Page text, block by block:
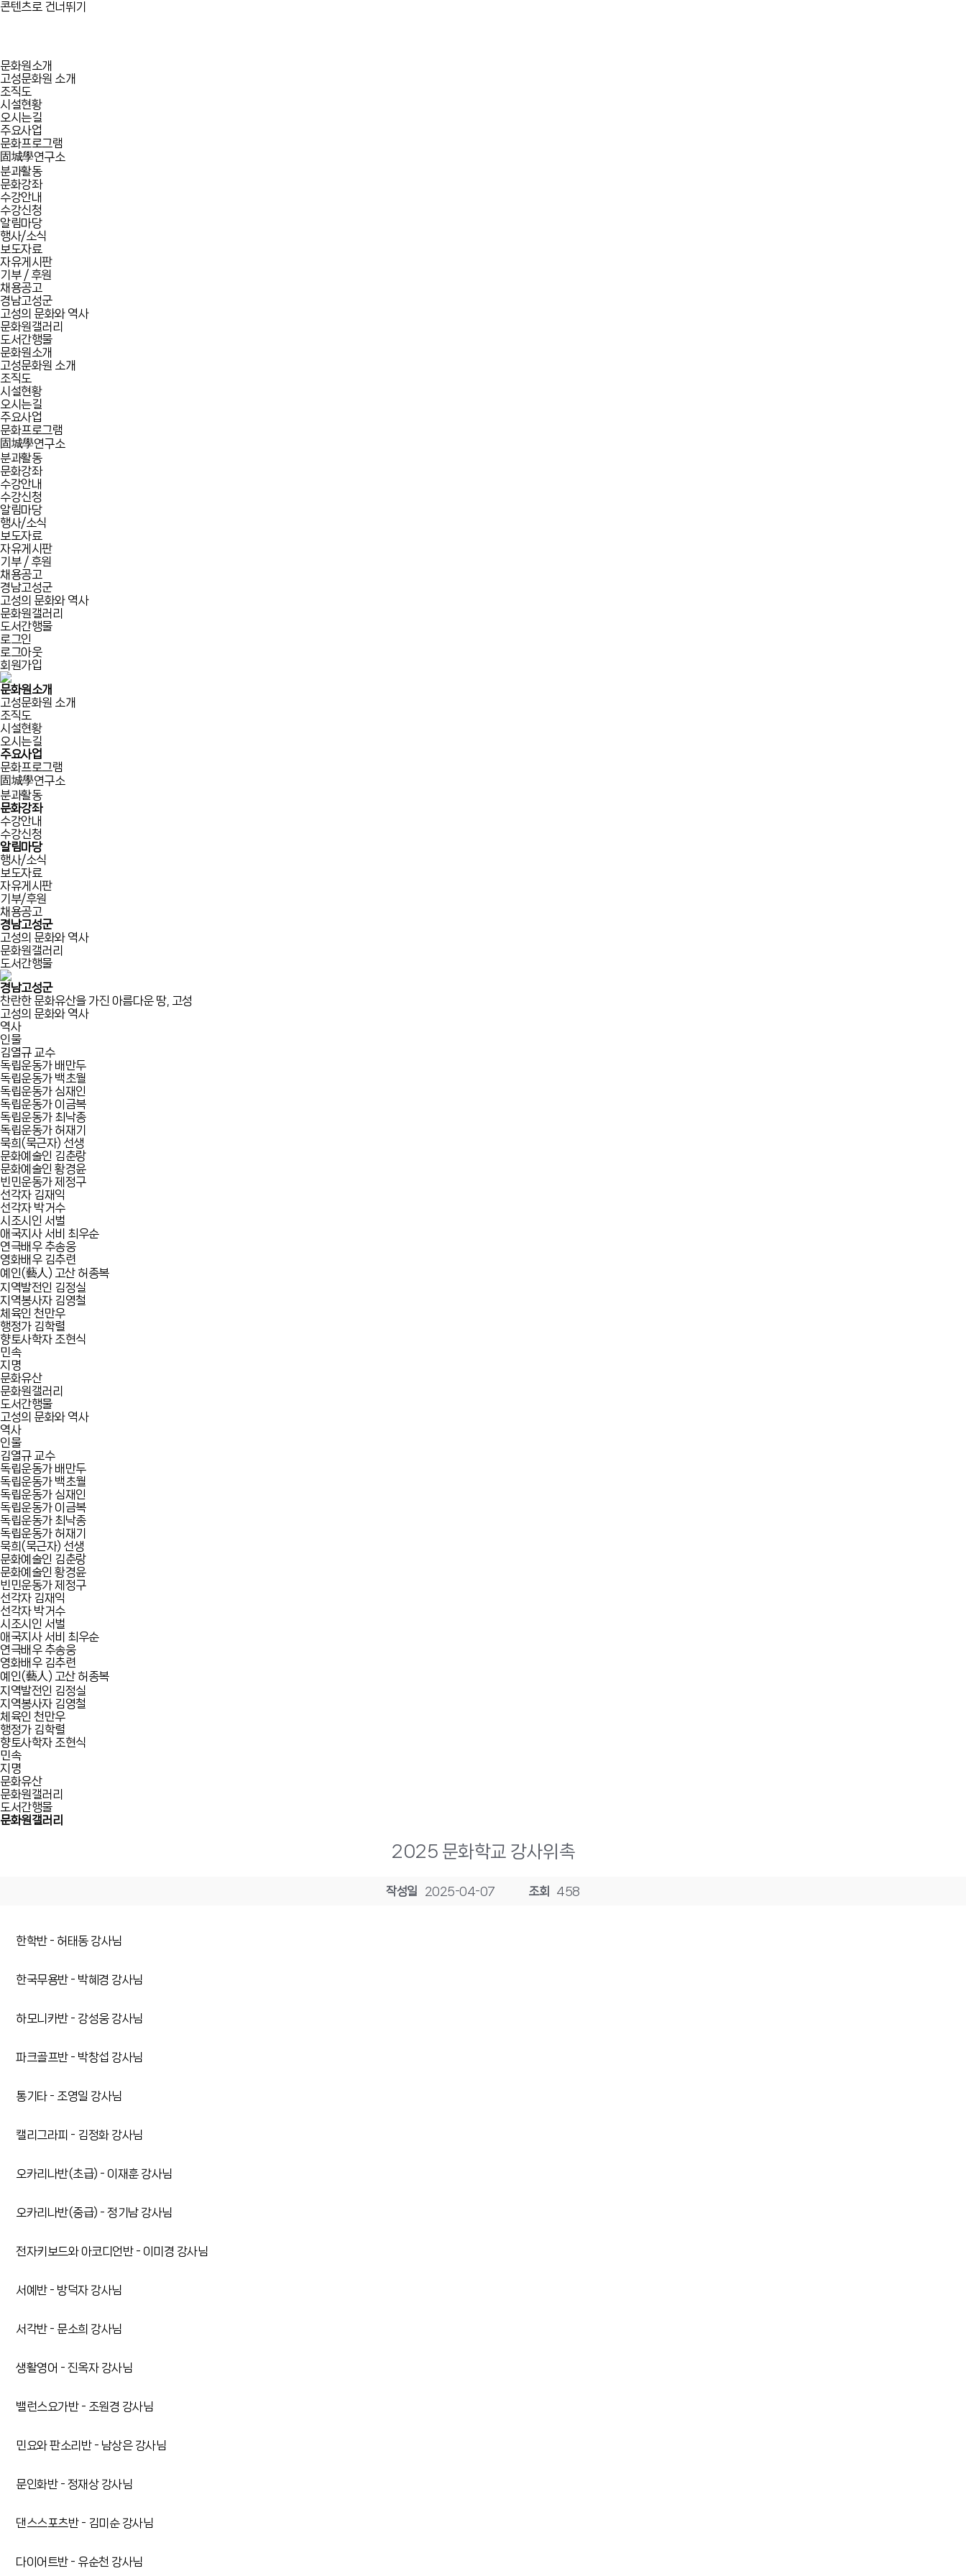
콘텐츠로 건너뛰기
문화원소개
고성문화원 소개
조직도
시설현황
오시는길
주요사업
문화프로그램
固城學연구소
분과활동
문화강좌
수강안내
수강신청
알림마당
행사/소식
보도자료
자유게시판
기부 / 후원
채용공고
경남고성군
고성의 문화와 역사
문화원갤러리
도서간행물
문화원소개
고성문화원 소개
조직도
시설현황
오시는길
주요사업
문화프로그램
固城學연구소
분과활동
문화강좌
수강안내
수강신청
알림마당
행사/소식
보도자료
자유게시판
기부 / 후원
채용공고
경남고성군
고성의 문화와 역사
문화원갤러리
도서간행물
로그인
로그아웃
회원가입
문화원소개
고성문화원 소개
조직도
시설현황
오시는길
주요사업
문화프로그램
固城學연구소
분과활동
문화강좌
수강안내
수강신청
알림마당
행사/소식
보도자료
자유게시판
기부/후원
채용공고
경남고성군
고성의 문화와 역사
문화원갤러리
도서간행물
경남고성군
찬란한 문화유산을 가진 아름다운 땅, 고성
고성의 문화와 역사
역사
인물
김열규 교수
독립운동가 배만두
독립운동가 백초월
독립운동가 심재인
독립운동가 이금복
독립운동가 최낙종
독립운동가 허재기
묵희(묵근자) 선생
문화예술인 김춘랑
문화예술인 황경윤
빈민운동가 제정구
선각자 김재익
선각자 박거수
시조시인 서벌
애국지사 서비 최우순
연극배우 추송웅
영화배우 김추련
예인(藝人) 고산 허종복
지역발전인 김정실
지역봉사자 김영철
체육인 천만우
행정가 김학렬
향토사학자 조현식
민속
지명
문화유산
문화원갤러리
도서간행물
고성의 문화와 역사
역사
인물
김열규 교수
독립운동가 배만두
독립운동가 백초월
독립운동가 심재인
독립운동가 이금복
독립운동가 최낙종
독립운동가 허재기
묵희(묵근자) 선생
문화예술인 김춘랑
문화예술인 황경윤
빈민운동가 제정구
선각자 김재익
선각자 박거수
시조시인 서벌
애국지사 서비 최우순
연극배우 추송웅
영화배우 김추련
예인(藝人) 고산 허종복
지역발전인 김정실
지역봉사자 김영철
체육인 천만우
행정가 김학렬
향토사학자 조현식
민속
지명
문화유산
문화원갤러리
도서간행물
문화원갤러리
2025 문화학교 강사위촉
작성일 2025-04-07 조회 458
한학반 - 허태동 강사님
한국무용반 - 박혜경 강사님
하모니카반 - 강성웅 강사님
파크골프반 - 박창섭 강사님
통기타 - 조영일 강사님
캘리그라피 - 김정화 강사님
오카리나반(초급) - 이재훈 강사님
오카리나반(중급) - 정기남 강사님
전자키보드와 아코디언반 - 이미경 강사님
서예반 - 방덕자 강사님
서각반 - 문소희 강사님
생활영어 - 진옥자 강사님
밸런스요가반 - 조원경 강사님
민요와 판소리반 - 남상은 강사님
문인화반 - 정재상 강사님
댄스스포츠반 - 김미순 강사님
다이어트반 - 유순천 강사님